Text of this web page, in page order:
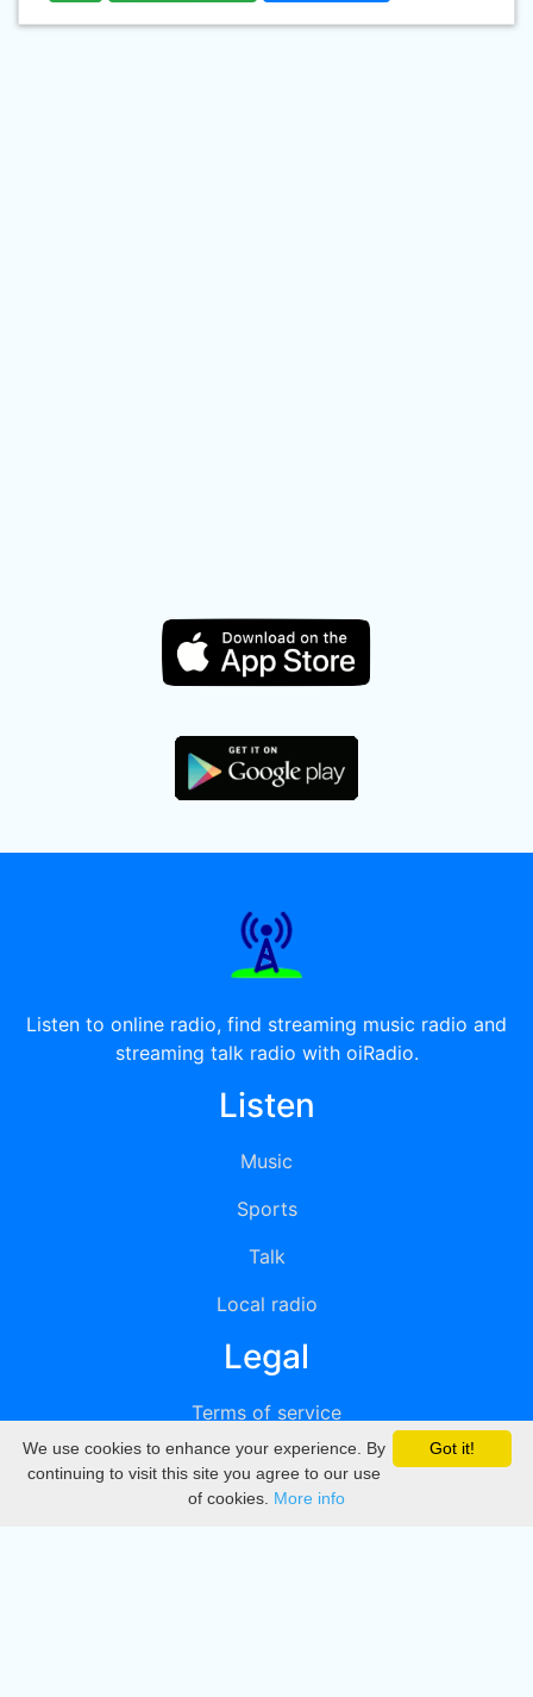
Listen to online radio, find streaming music radio and
streaming talk radio with oiRadio.
Listen
Music
Sports
Talk
Local radio
Legal
Terms of service
Privacy
DMCA
Got it!
We use cookies to enhance your experience. By
continuing to visit this site you agree to our use
of cookies. More info